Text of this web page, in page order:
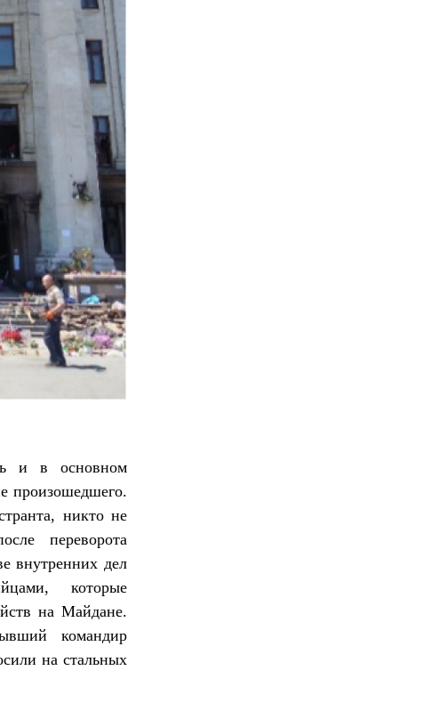
и в основном
произошедшего.
никто не
переворота
внутренних дел
которые
на Майдане.
командир
на стальных